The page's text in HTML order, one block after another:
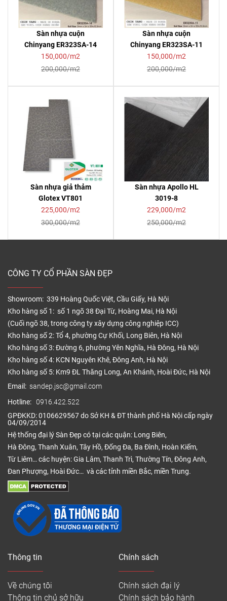
Sàn nhựa cuộn
Chinyang ER323SA-14
150,000/m2
200,000/m2
Sàn nhựa cuộn
Chinyang ER323SA-11
150,000/m2
200,000/m2
Sàn nhựa giả thảm
Glotex VT801
225,000/m2
300,000/m2
Sàn nhựa Apollo HL
3019-8
229,000/m2
250,000/m2
CÔNG TY CỔ PHẦN SÀN ĐẸP
Showroom: 339 Hoàng Quốc Việt, Cầu Giấy, Hà Nội
Kho hàng số 1: số 1 ngõ 38 Đại Từ, Hoàng Mai, Hà Nội
(Cuối ngõ 38, trong công ty xây dựng công nghiệp ICC)
Kho hàng số 2: Tổ 4, phường Cự Khối, Long Biên, Hà Nội
Kho hàng số 3: Đường 6, phường Yên Nghĩa, Hà Đông, Hà Nội
Kho hàng số 4: KCN Nguyên Khê, Đông Anh, Hà Nội
Kho hàng số 5: Km9 ĐL Thăng Long, An Khánh, Hoài Đức, Hà Nội
Email: sandep.jsc@gmail.com
Hotline: 0916.422.522
GPĐKKD: 0106629567 do Sở KH & ĐT thành phố Hà Nội cấp ngày
04/09/2014
Hệ thống đại lý Sàn Đẹp có tại các quận: Long Biên,
Hà Đông, Thanh Xuân, Tây Hồ, Đống Đa, Ba Đình, Hoàn Kiếm,
Từ Liêm… các huyện: Gia Lâm, Thanh Trì, Thường Tín, Đông Anh,
Đan Phượng, Hoài Đức… và các tỉnh miền Bắc, miền Trung.
Thông tin
Về chúng tôi
Thông tin chủ sở hữu
Chính sách
Chính sách đại lý
Chính sách bảo hành